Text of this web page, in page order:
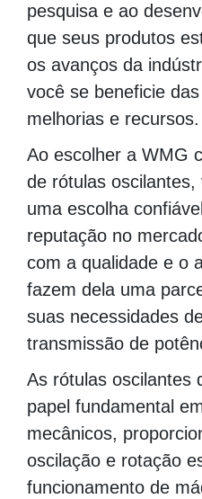
pesquisa e ao
que seus produtos
os avanços da
você se beneficie
melhorias e recursos.
Ao escolher a WMG
de rótulas
uma escolha
reputação no
com a qualidade e o
fazem dela uma
suas necessidades
transmissão de
As rótulas oscilantes
papel fundamental
mecânicos,
oscilação e rotação
funcionamento de